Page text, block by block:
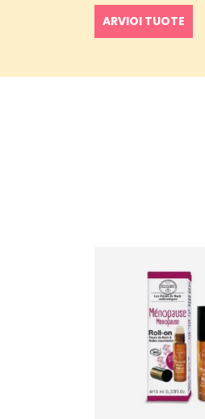
ARVIOI TUOTE